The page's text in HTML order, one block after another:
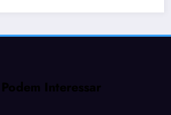
Interessar